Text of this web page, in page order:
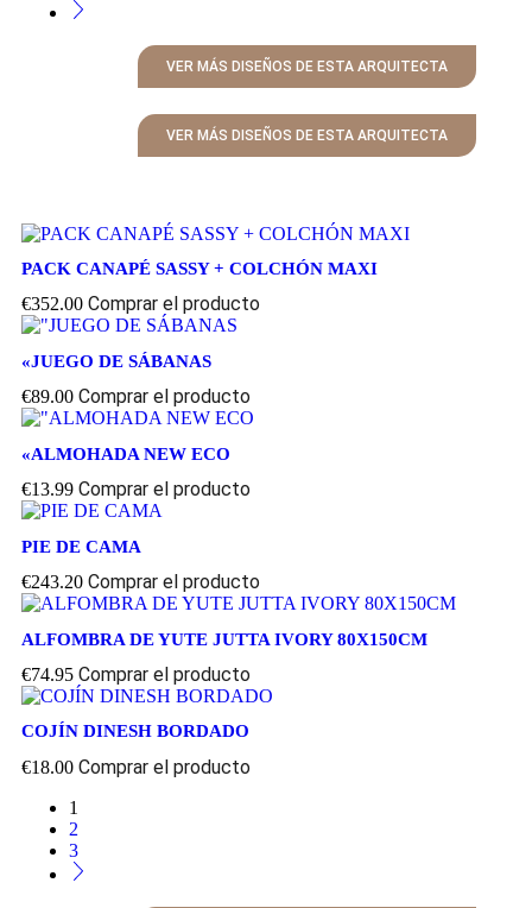
VER MÁS DISEÑOS DE ESTA ARQUITECTA
VER MÁS DISEÑOS DE ESTA ARQUITECTA
PACK CANAPÉ SASSY + COLCHÓN MAXI
€352.00 Comprar el producto
«JUEGO DE SÁBANAS
€89.00 Comprar el producto
«ALMOHADA NEW ECO
€13.99 Comprar el producto
PIE DE CAMA
€243.20 Comprar el producto
ALFOMBRA DE YUTE JUTTA IVORY 80X150CM
€74.95 Comprar el producto
COJÍN DINESH BORDADO
€18.00 Comprar el producto
1
2
3